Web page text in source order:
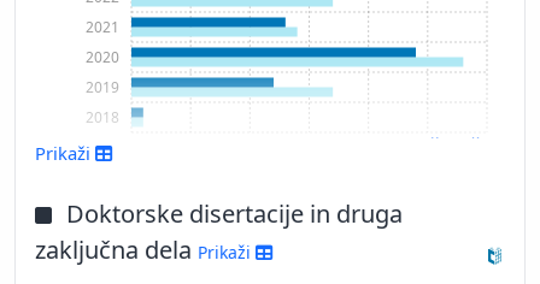
2018
2019
2020
2021
Prikaži več
Prikaži
Doktorske disertacije in druga
zaključna dela Prikaži